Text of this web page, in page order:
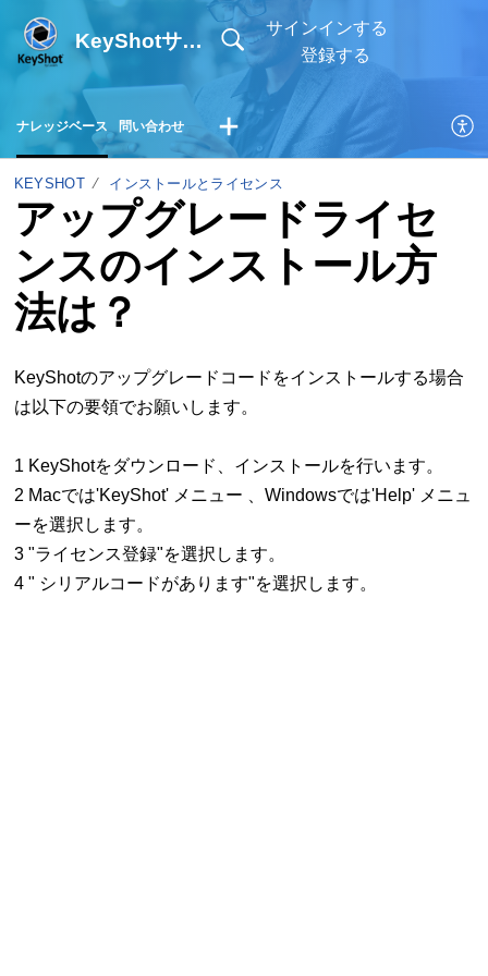
KeyShotサポートサイト
サインインする
登録する
ナレッジベース 問い合わせ
KEYSHOT インストールとライセンス
アップグレードライセ
ンスのインストール方
法は？
KeyShotのアップグレードコードをインストールする場合
は以下の要領でお願いします。
1 KeyShotをダウンロード、インストールを行います。
2 Macでは'KeyShot' メニュー 、Windowsでは'Help' メニュ
ーを選択します。
3 "ライセンス登録"を選択します。
4 " シリアルコードがあります"を選択します。